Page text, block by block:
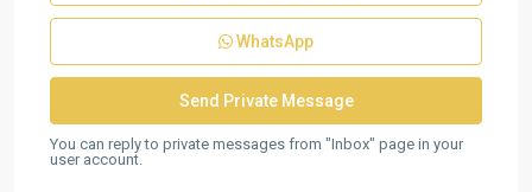
WhatsApp
You can reply to private messages from "Inbox" page in your
user account.